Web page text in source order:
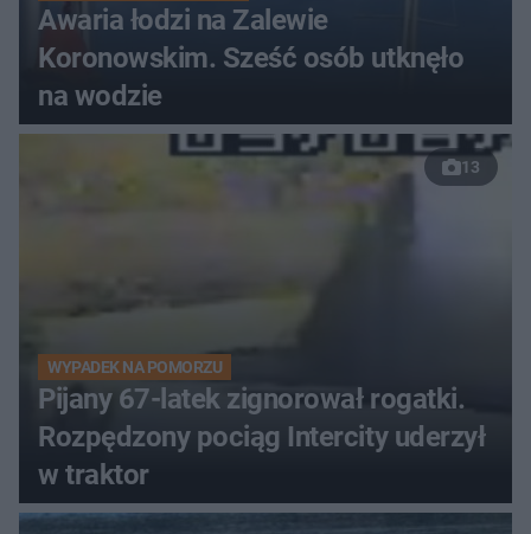
Awaria łodzi na Zalewie
Koronowskim. Sześć osób utknęło
na wodzie
13
WYPADEK NA POMORZU
Pijany 67-latek zignorował rogatki.
Rozpędzony pociąg Intercity uderzył
w traktor